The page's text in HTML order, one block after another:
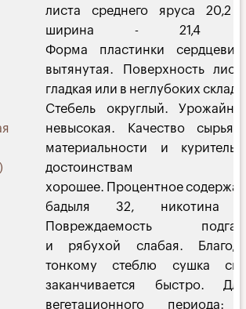
листа среднего яруса 20,2
ширина - 21,4
Форма пластинки
вытянутая. Поверхность
гладкая или в неглубоких
Стебель округлый.
невысокая. Качество сырья
материальности и
достоинствам
хорошее. Процентное
бадыля 32, никотина
Повреждаемость
и рябухой слабая.
тонкому стеблю сушка
заканчивается быстро.
вегетационного периода: